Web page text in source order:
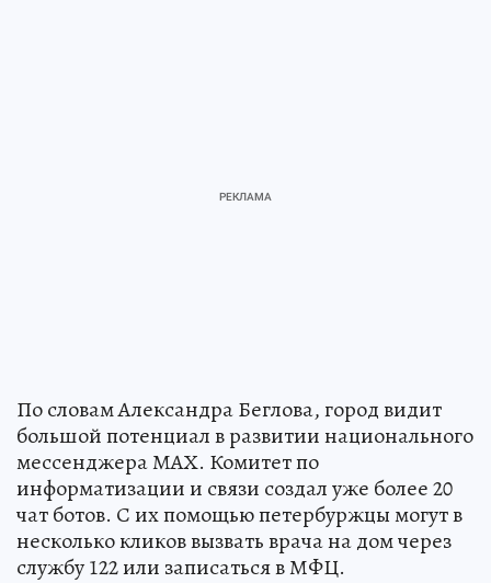
По словам Александра Беглова, город видит
большой потенциал в развитии национального
мессенджера МАХ. Комитет по
информатизации и связи создал уже более 20
чат ботов. С их помощью петербуржцы могут в
несколько кликов вызвать врача на дом через
службу 122 или записаться в МФЦ.